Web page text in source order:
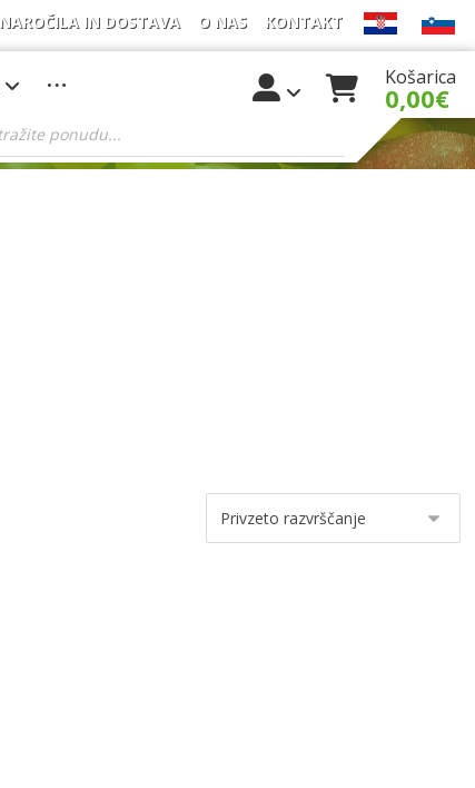
NAROČILA IN DOSTAVA O NAS KONTAKT
Košarica
0,00€